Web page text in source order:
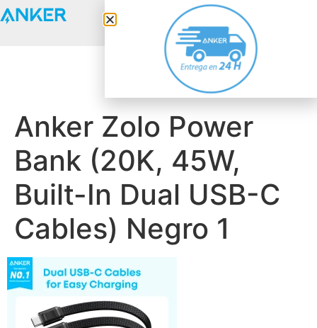
Anker Zolo Power
Bank (20K, 45W,
Built-In Dual USB-C
Cables) Negro 1